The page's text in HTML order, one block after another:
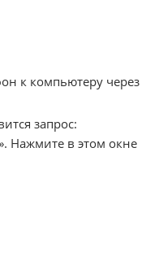
к компьютеру через
запрос:
Нажмите в этом окне